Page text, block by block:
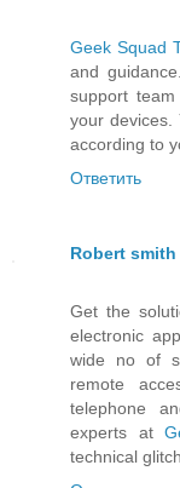
Geek Squad
and
support
your devices.
according to
Ответить
Robert smith
Get the
electronic
wide no of
remote
telephone
experts at
technical